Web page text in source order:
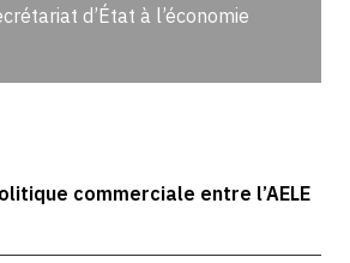
d’État à l’économie
commerciale entre l’AELE